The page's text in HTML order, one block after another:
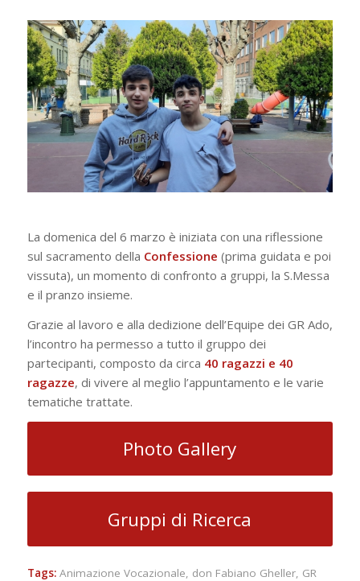
La domenica del 6 marzo è iniziata con una riflessione
sul sacramento della Confessione (prima guidata e poi
vissuta), un momento di confronto a gruppi, la S.Messa
e il pranzo insieme.
Grazie al lavoro e alla dedizione dell’Equipe dei GR Ado,
l’incontro ha permesso a tutto il gruppo dei
partecipanti, composto da circa 40 ragazzi e 40
ragazze, di vivere al meglio l’appuntamento e le varie
tematiche trattate.
Photo Gallery
Gruppi di Ricerca
Tags: Animazione Vocazionale, don Fabiano Gheller, GR